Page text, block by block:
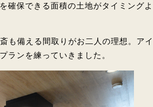
確保できる面積の土地がタイミングよ
も備える間取りがお二人の理想。アイ
ランを練っていきました。